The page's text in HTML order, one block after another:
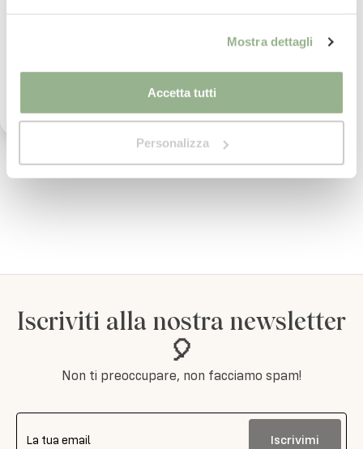
Mostra dettagli
Accetta tutti
Personalizza
Per saperne di più
Iscriviti alla nostra newsletter
🎈
Non ti preoccupare, non facciamo spam!
La tua email Iscrivimi
vostra Privacy Policy ed acconsento al
comunicazioni tramite newsletter.